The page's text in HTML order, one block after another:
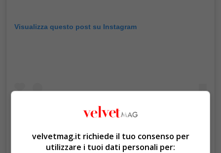
Visualizza questo post su Instagram
velvetmag.it richiede il tuo consenso per
utilizzare i tuoi dati personali per: